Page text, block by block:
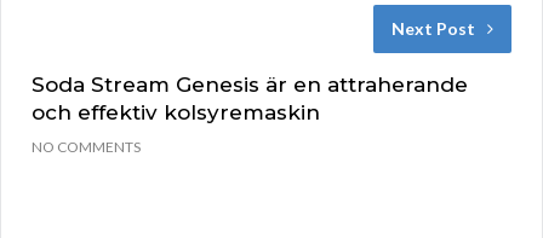
Next Post
Soda Stream Genesis är en attraherande
och effektiv kolsyremaskin
NO COMMENTS